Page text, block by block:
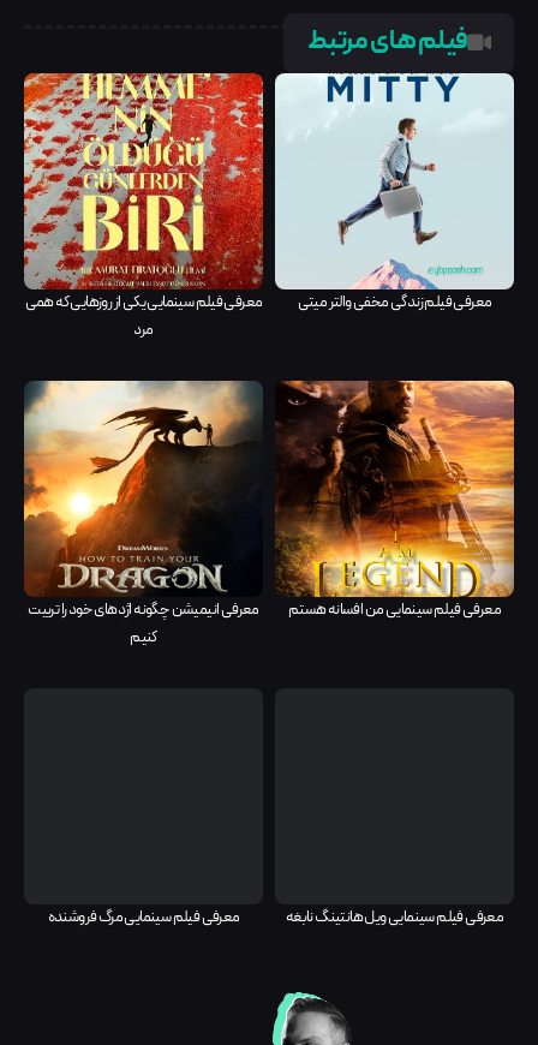
فیلم های مرتبط
معرفی فیلم زندگی مخفی والتر میتی
معرفی فیلم سینمایی یکی از روزهایی که همی
معرفی فیلم سینمایی من افسانه هستم
معرفی انیمیشن چگونه اژدهای خود را تربیت
معرفی فیلم سینمایی ویل هانتینگ نابغه معرفی فیلم سینمایی مرگ فروشنده